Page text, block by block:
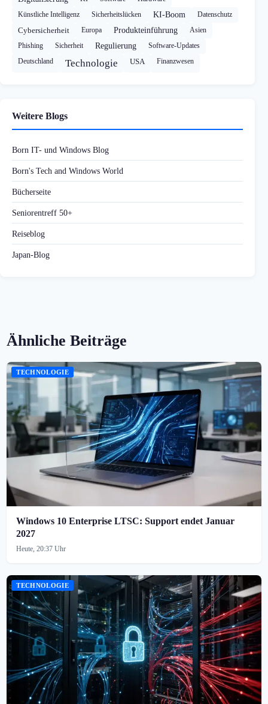
Künstliche Intelligenz
Sicherheitslücken KI-Boom Datenschutz
Cybersicherheit Europa Produkteinführung
Asien
Phishing
Sicherheit Regulierung
Software-Updates
Deutschland
Technologie USA Finanzwesen
Weitere Blogs
Born IT- und Windows Blog
Born's Tech and Windows World
Bücherseite
Seniorentreff 50+
Reiseblog
Japan-Blog
Ähnliche Beiträge
TECHNOLOGIE
Windows 10 Enterprise LTSC: Support endet Januar
2027
Heute, 20:37 Uhr
TECHNOLOGIE